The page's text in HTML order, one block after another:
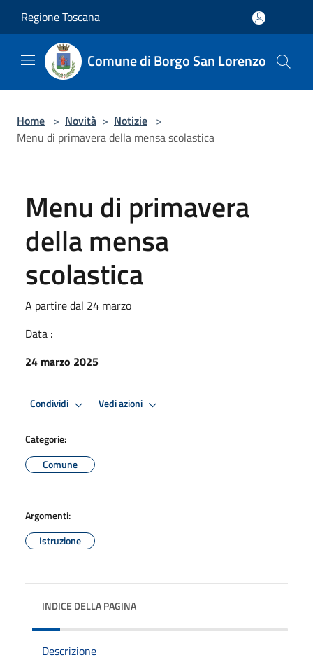
Regione Toscana
Comune di Borgo San Lorenzo
Home > Novità > Notizie >
Menu di primavera della mensa scolastica
Menu di primavera
della mensa
scolastica
A partire dal 24 marzo
Data :
24 marzo 2025
Condividi Vedi azioni
Categorie:
Comune
Argomenti:
Istruzione
INDICE DELLA PAGINA
Descrizione